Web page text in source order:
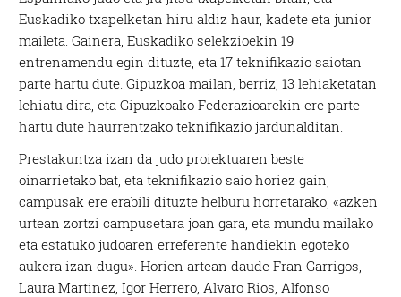
Euskadiko txapelketan hiru aldiz haur, kadete eta junior
maileta. Gainera, Euskadiko selekzioekin 19
entrenamendu egin dituzte, eta 17 teknifikazio saiotan
parte hartu dute. Gipuzkoa mailan, berriz, 13 lehiaketatan
lehiatu dira, eta Gipuzkoako Federazioarekin ere parte
hartu dute haurrentzako teknifikazio jardunalditan.
Prestakuntza izan da judo proiektuaren beste
oinarrietako bat, eta teknifikazio saio horiez gain,
campusak ere erabili dituzte helburu horretarako, «azken
urtean zortzi campusetara joan gara, eta mundu mailako
eta estatuko judoaren erreferente handiekin egoteko
aukera izan dugu». Horien artean daude Fran Garrigos,
Laura Martinez, Igor Herrero, Alvaro Rios, Alfonso